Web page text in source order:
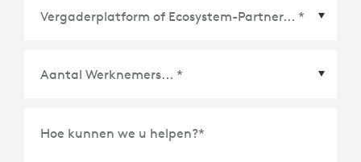
Hoe kunnen we u helpen?*